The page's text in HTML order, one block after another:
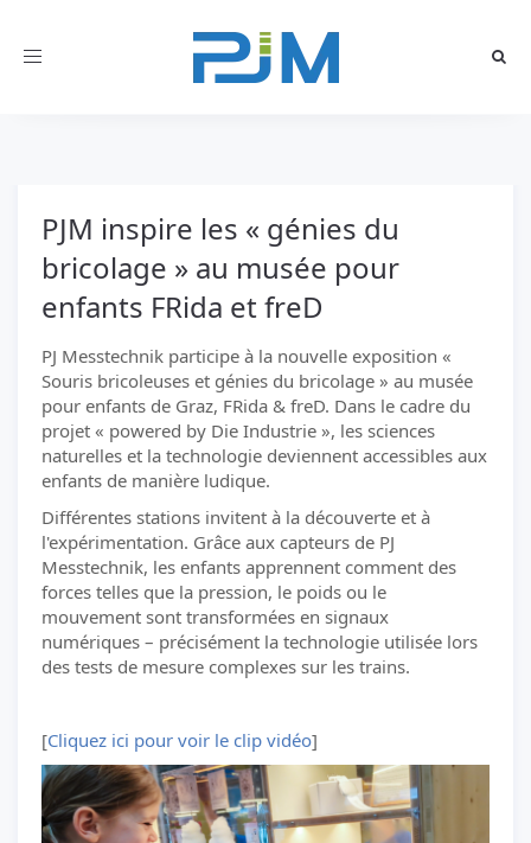
Toggle
PJM inspire les « génies du
bricolage » au musée pour
enfants FRida et freD
PJ Messtechnik participe à la nouvelle exposition «
Souris bricoleuses et génies du bricolage » au musée
pour enfants de Graz, FRida & freD. Dans le cadre du
projet « powered by Die Industrie », les sciences
naturelles et la technologie deviennent accessibles aux
enfants de manière ludique.
Différentes stations invitent à la découverte et à
l'expérimentation. Grâce aux capteurs de PJ
Messtechnik, les enfants apprennent comment des
forces telles que la pression, le poids ou le
mouvement sont transformées en signaux
numériques – précisément la technologie utilisée lors
des tests de mesure complexes sur les trains.
[Cliquez ici pour voir le clip vidéo]